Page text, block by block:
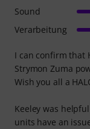
I can confirm that
Strymon Zuma
Wish you all a
Keeley was
units have an
Sound
Verarbeitung